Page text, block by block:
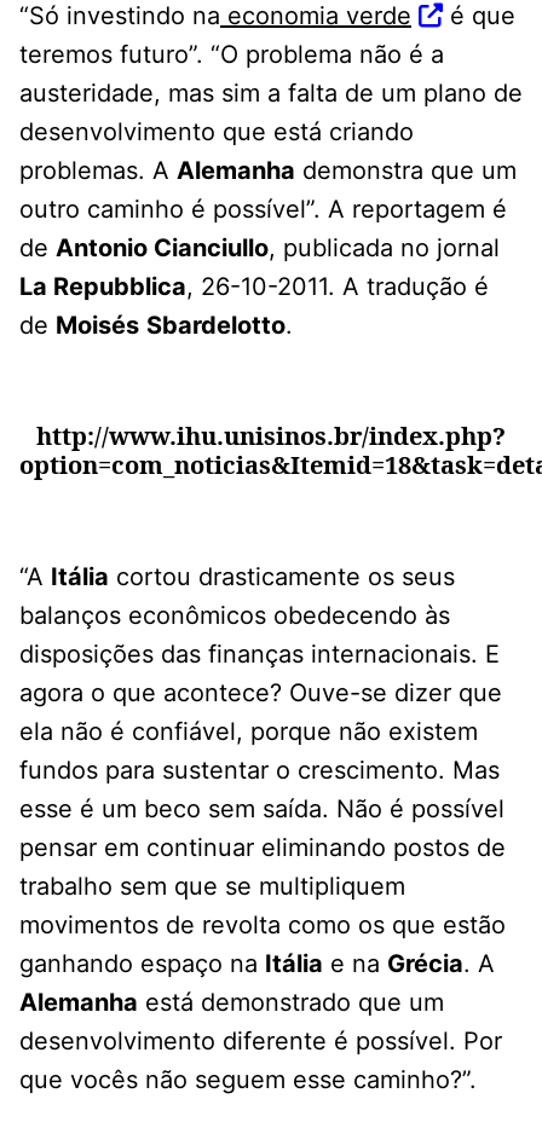
“Só investindo na economia verde
é que
teremos futuro”. “O problema não é a
austeridade, mas sim a falta de um plano de
desenvolvimento que está criando
problemas. A Alemanha demonstra que um
outro caminho é possível”. A reportagem é
de Antonio Cianciullo, publicada no jornal
La Repubblica, 26-10-2011. A tradução é
de Moisés Sbardelotto.
http://www.ihu.unisinos.br/index.php?
“A Itália cortou drasticamente os seus
balanços econômicos obedecendo às
disposições das finanças internacionais. E
agora o que acontece? Ouve-se dizer que
ela não é confiável, porque não existem
fundos para sustentar o crescimento. Mas
esse é um beco sem saída. Não é possível
pensar em continuar eliminando postos de
trabalho sem que se multipliquem
movimentos de revolta como os que estão
ganhando espaço na Itália e na Grécia. A
Alemanha está demonstrado que um
desenvolvimento diferente é possível. Por
que vocês não seguem esse caminho?”.